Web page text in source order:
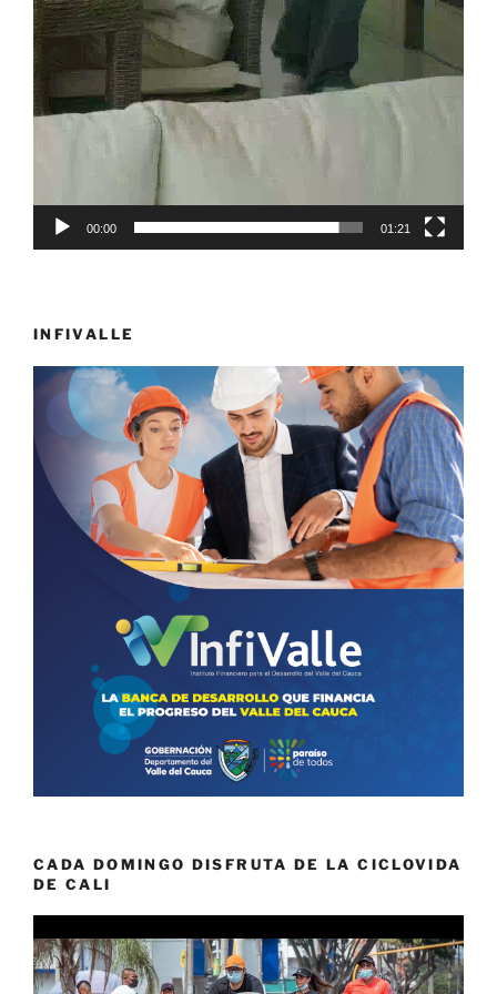
00:00 01:21
INFIVALLE
CADA DOMINGO DISFRUTA DE LA CICLOVIDA
DE CALI
de
vídeo